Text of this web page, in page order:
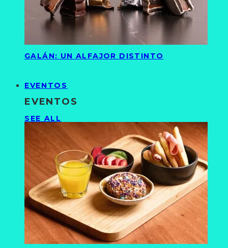
GALÁN: UN ALFAJOR DISTINTO
EVENTOS
EVENTOS
SEE ALL